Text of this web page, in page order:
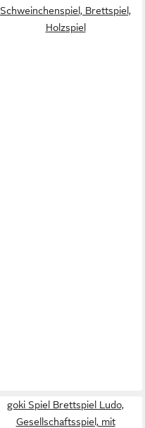
Schweinchenspiel, Brettspiel,
Holzspiel
goki Spiel Brettspiel Ludo,
Gesellschaftsspiel, mit